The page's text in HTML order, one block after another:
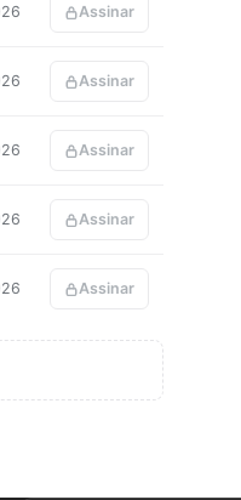
Assinar
Assinar
Assinar
Assinar
Assinar